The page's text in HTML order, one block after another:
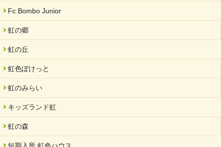
2024/08/01
夏休み学習支援・可茂自悠学舎
2024/07/03
中部学院大学「現代福祉マネジメント」ゲスト講師
2024/04/17
SDGs発表会・研修会
2024/04/05
中学生向けのフリースクール「可茂自悠学舎」開設
2024/04/01
Fc Bombo Junior
虹の郷
虹の丘
虹色ぽけっと
虹のみらい
キッズランド虹
虹の森